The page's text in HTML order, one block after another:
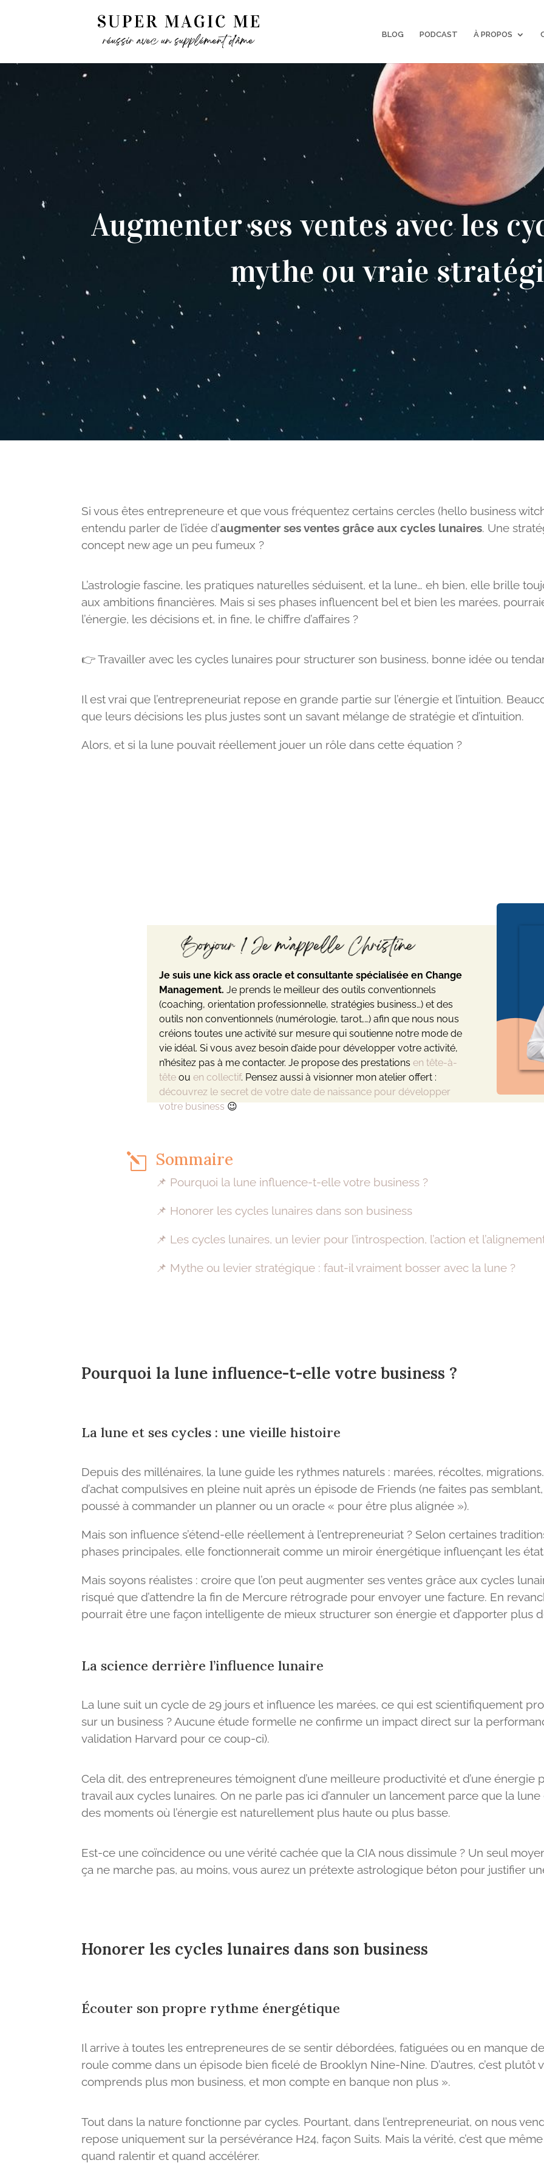
BLOG PODCAST À PROPOS
Augmenter ses ventes avec les
mythe ou vraie
Si vous êtes entrepreneure et que vous fréquentez certains cercles (hello business
entendu parler de l’idée d’augmenter ses ventes grâce aux cycles lunaires. Une
concept new age un peu fumeux ?
L’astrologie fascine, les pratiques naturelles séduisent, et la lune… eh bien, elle brille
aux ambitions financières. Mais si ses phases influencent bel et bien les marées,
l’énergie, les décisions et, in fine, le chiffre d’affaires ?
👉Travailler avec les cycles lunaires pour structurer son business, bonne idée ou
Il est vrai que l’entrepreneuriat repose en grande partie sur l’énergie et l’intuition.
que leurs décisions les plus justes sont un savant mélange de stratégie et d’intuition.
Alors, et si la lune pouvait réellement jouer un rôle dans cette équation ?
Je suis une kick ass oracle et consultante spécialisée en Change
Management. Je prends le meilleur des outils conventionnels
(coaching, orientation professionnelle, stratégies business…) et des
outils non conventionnels (numérologie, tarot,…) afin que nous nous
créions toutes une activité sur mesure qui soutienne notre mode de
vie idéal. Si vous avez besoin d’aide pour développer votre activité,
n’hésitez pas à me contacter. Je propose des prestations en tête-à-
têteou en collectif. Pensez aussi à visionner mon atelier offert :
découvrez le secret de votre date de naissance pour développer
votre business😉
l Sommaire
📌 Pourquoi la lune influence-t-elle votre business ?
📌 Honorer les cycles lunaires dans son business
📌 Les cycles lunaires, un levier pour l’introspection, l’action et
📌 Mythe ou levier stratégique : faut-il vraiment bosser avec la lune ?
Pourquoi la lune influence-t-elle votre business ?
La lune et ses cycles : une vieille histoire
Depuis des millénaires, la lune guide les rythmes naturels : marées, récoltes,
d’achat compulsives en pleine nuit après un épisode de Friends (ne faites pas
poussé à commander un planner ou un oracle « pour être plus alignée »).
Mais son influence s’étend-elle réellement à l’entrepreneuriat ? Selon certaines
phases principales, elle fonctionnerait comme un miroir énergétique influençant les
Mais soyons réalistes : croire que l’on peut augmenter ses ventes grâce aux cycles
risqué que d’attendre la fin de Mercure rétrograde pour envoyer une facture. En
pourrait être une façon intelligente de mieux structurer son énergie et d’apporter plus
La science derrière l’influence lunaire
La lune suit un cycle de 29 jours et influence les marées, ce qui est scientifiquement
sur un business ? Aucune étude formelle ne confirme un impact direct sur la
validation Harvard pour ce coup-ci).
Cela dit, des entrepreneures témoignent d’une meilleure productivité et d’une énergie
travail aux cycles lunaires. On ne parle pas ici d’annuler un lancement parce que la
des moments où l’énergie est naturellement plus haute ou plus basse.
Est-ce une coïncidence ou une vérité cachée que la CIA nous dissimule ? Un seul
ça ne marche pas, au moins, vous aurez un prétexte astrologique béton pour justifier
Honorer les cycles lunaires dans son business
Écouter son propre rythme énergétique
Il arrive à toutes les entrepreneures de se sentir débordées, fatiguées ou en manque
roule comme dans un épisode bien ficelé de Brooklyn Nine-Nine. D’autres, c’est plutôt
comprends plus mon business, et mon compte en banque non plus ».
Tout dans la nature fonctionne par cycles. Pourtant, dans l’entrepreneuriat, on nous
repose uniquement sur la persévérance H24, façon Suits. Mais la vérité, c’est que
quand ralentir et quand accélérer.